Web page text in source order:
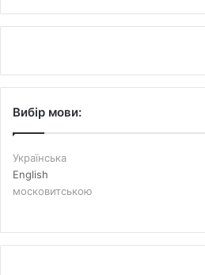
Вибір мови:
Українська
English
московитською